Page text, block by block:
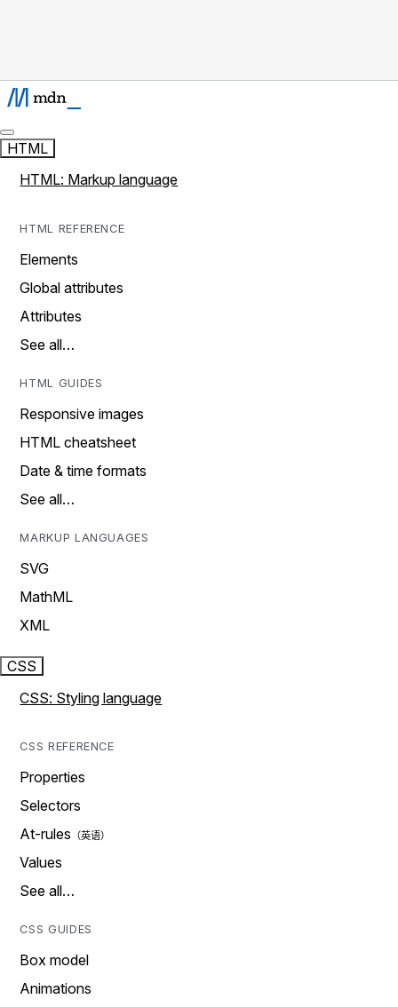
HTML
HTML: Markup language
HTML REFERENCE
Elements
Global attributes
Attributes
See all…
HTML GUIDES
Responsive images
HTML cheatsheet
Date & time formats
See all…
MARKUP LANGUAGES
SVG
MathML
XML
CSS
CSS: Styling language
CSS REFERENCE
Properties
Selectors
At-rules
Values
See all…
CSS GUIDES
Box model
Animations